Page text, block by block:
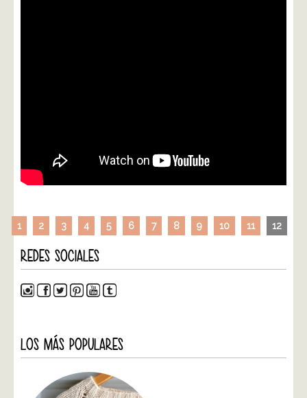
1 2 3 4 5 6 7 8 9 10 11 12
REDES SOCIALES
LOS MÁS POPULARES